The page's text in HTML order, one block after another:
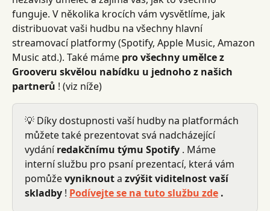
funguje. V několika krocích vám vysvětlíme, jak
distribuovat vaši hudbu na všechny hlavní
streamovací platformy (Spotify, Apple Music, Amazon
Music atd.). Také máme pro všechny umělce z
Grooveru skvělou nabídku u jednoho z našich
partnerů ! (viz níže)
💡 Díky dostupnosti vaší hudby na platformách
můžete také prezentovat svá nadcházející
vydání redakčnímu týmu Spotify . Máme
interní službu pro psaní prezentací, která vám
pomůže vyniknout a zvýšit viditelnost vaší
skladby ! Podívejte se na tuto službu zde .